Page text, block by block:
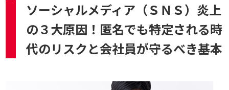
ソーシャルメディア（ＳＮＳ）炎上
の３大原因！匿名でも特定される時
代のリスクと会社員が守るべき基本